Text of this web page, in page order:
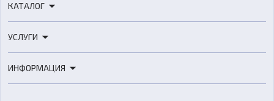
КАТАЛОГ
3D-сканеры
Расходные материалы
УСЛУГИ
3D-моделирование
ИНФОРМАЦИЯ